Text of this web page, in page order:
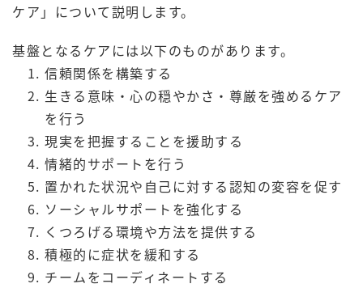
ケア」について説明します。
基盤となるケアには以下のものがあります。
信頼関係を構築する
生きる意味・心の穏やかさ・尊厳を強めるケア
を行う
現実を把握することを援助する
情緒的サポートを行う
置かれた状況や自己に対する認知の変容を促す
ソーシャルサポートを強化する
くつろげる環境や方法を提供する
積極的に症状を緩和する
チームをコーディネートする